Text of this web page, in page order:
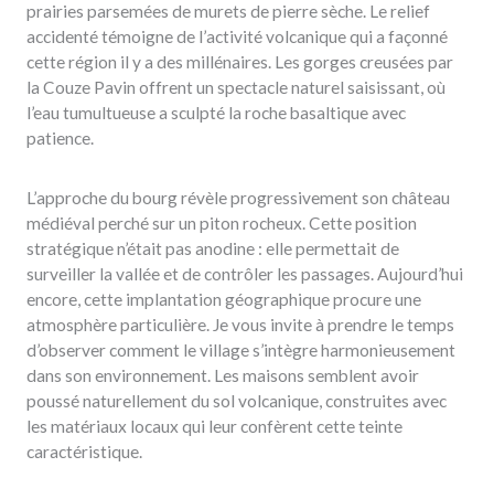
prairies parsemées de murets de pierre sèche. Le relief
accidenté témoigne de l’activité volcanique qui a façonné
cette région il y a des millénaires. Les gorges creusées par
la Couze Pavin offrent un spectacle naturel saisissant, où
l’eau tumultueuse a sculpté la roche basaltique avec
patience.
L’approche du bourg révèle progressivement son château
médiéval perché sur un piton rocheux. Cette position
stratégique n’était pas anodine : elle permettait de
surveiller la vallée et de contrôler les passages. Aujourd’hui
encore, cette implantation géographique procure une
atmosphère particulière. Je vous invite à prendre le temps
d’observer comment le village s’intègre harmonieusement
dans son environnement. Les maisons semblent avoir
poussé naturellement du sol volcanique, construites avec
les matériaux locaux qui leur confèrent cette teinte
caractéristique.